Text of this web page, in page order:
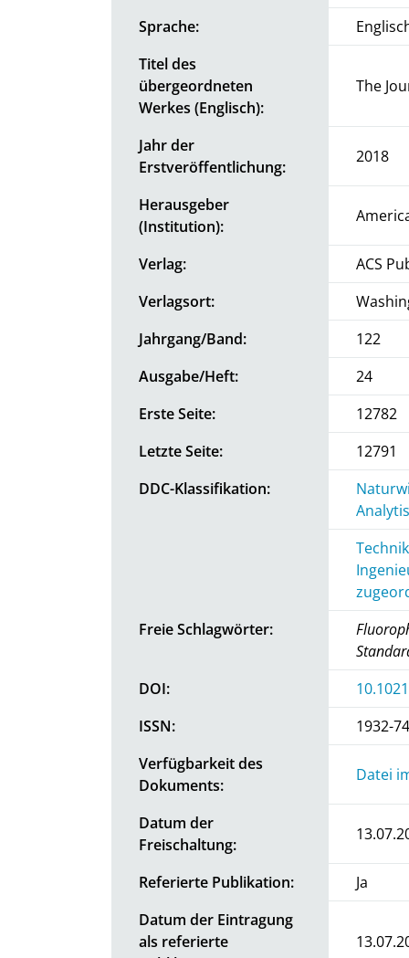
Sprache:
Titel des
übergeordneten
Werkes (Englisch):
The
Jahr der
Erstveröffentlichung:
2018
Herausgeber
(Institution):
Verlag:
ACS
Verlagsort:
Jahrgang/Band:
122
Ausgabe/Heft:
24
Erste Seite:
12782
Letzte Seite:
12791
DDC-Klassifikation:
Freie Schlagwörter:
DOI:
ISSN:
1932-
Verfügbarkeit des
Dokuments:
Datei
Datum der
Freischaltung:
Referierte Publikation:
Ja
Datum der Eintragung
als referierte